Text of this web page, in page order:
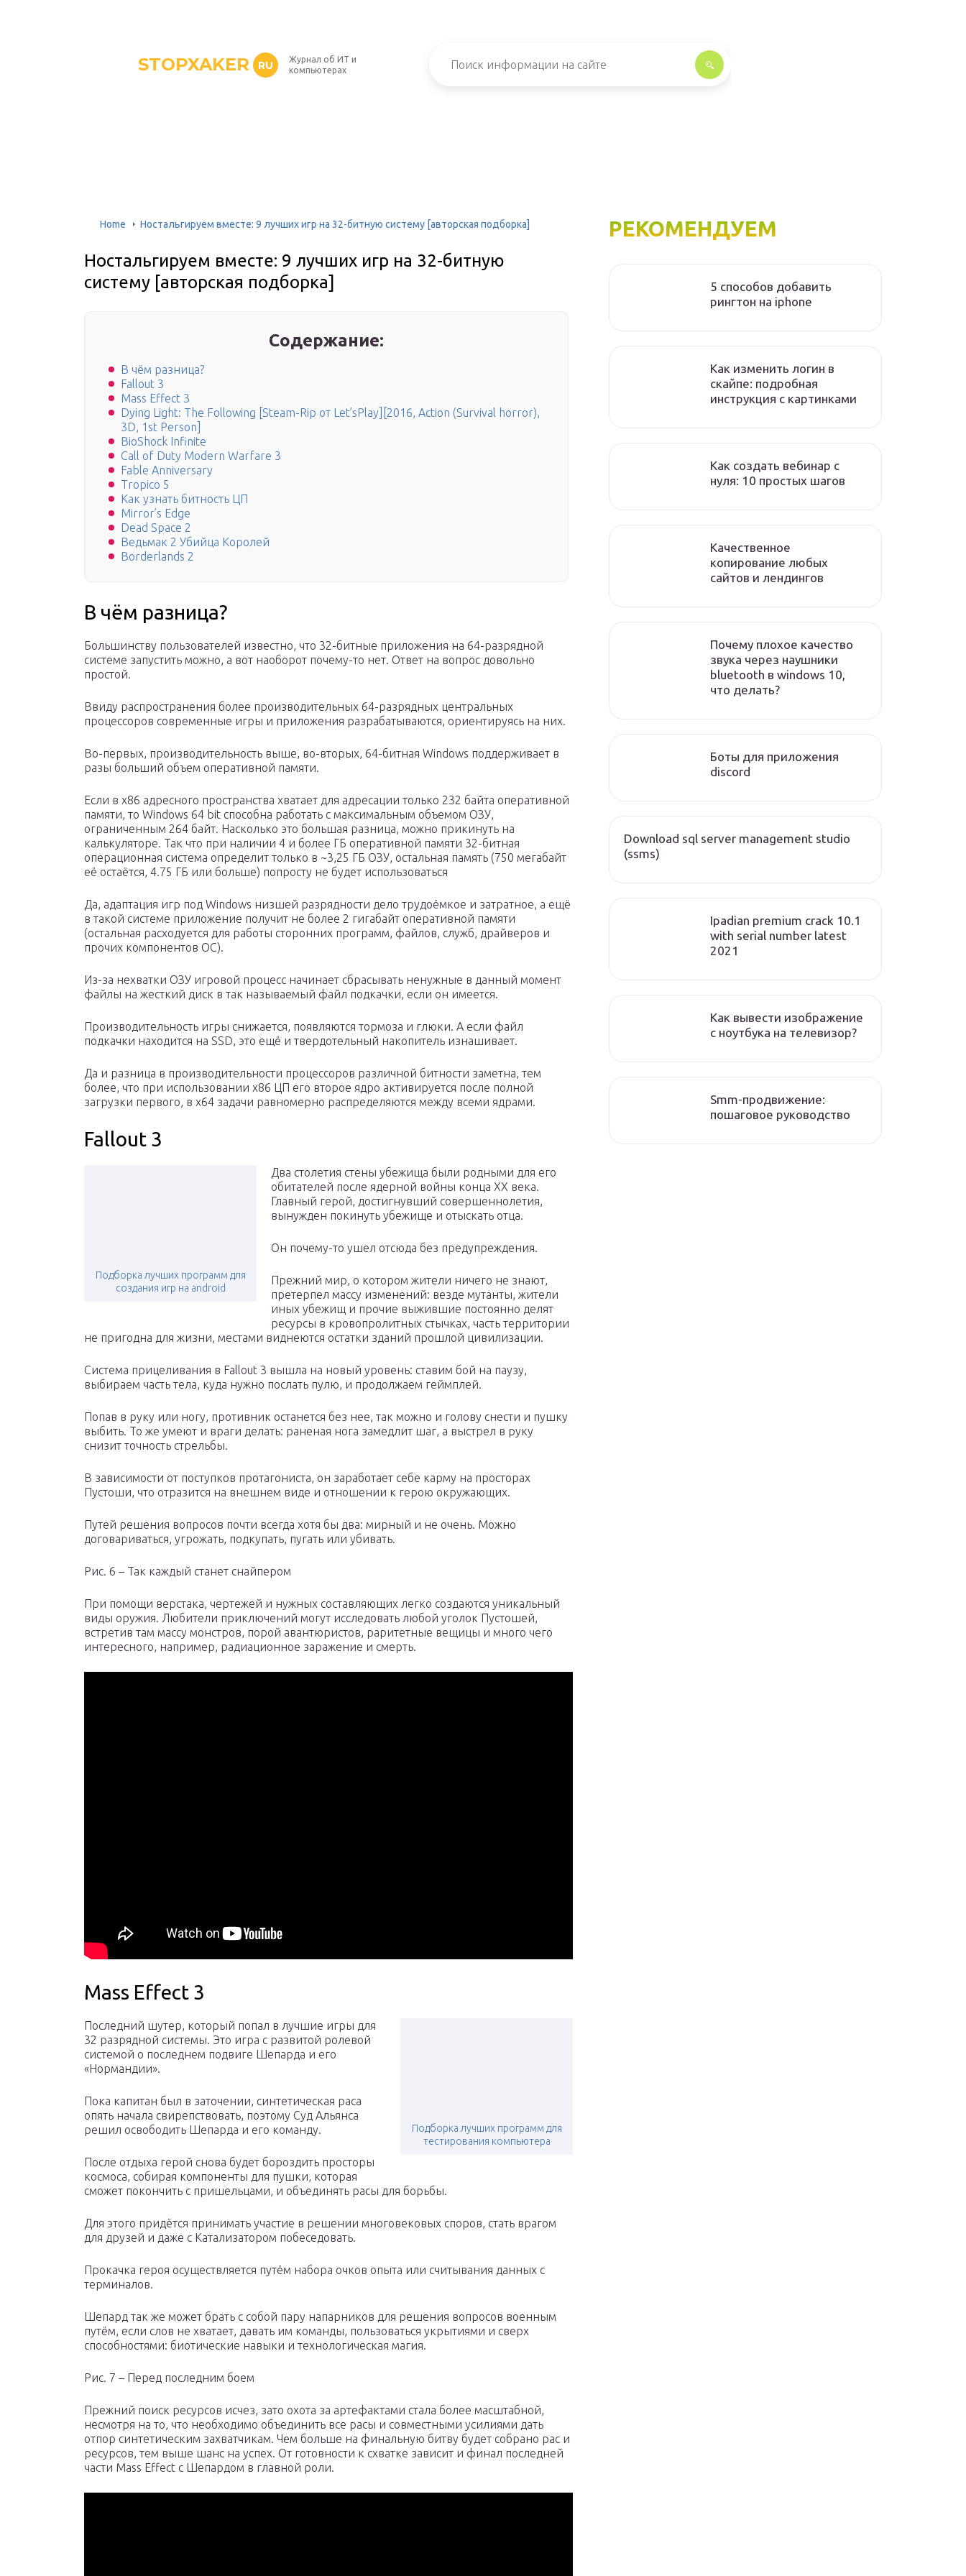
STOPXAKER RU
Журнал об ИТ и
компьютерах
Home Ностальгируем вместе: 9 лучших игр на 32-битную систему [авторская подборка]
Ностальгируем вместе: 9 лучших игр на 32-битную
систему [авторская подборка]
Содержание:
В чём разница?
Fallout 3
Mass Effect 3
Dying Light: The Following [Steam-Rip от Let’sРlay][2016, Action (Survival horror),
3D, 1st Person]
BioShock Infinite
Call of Duty Modern Warfare 3
Fable Anniversary
Tropico 5
Как узнать битность ЦП
Mirror’s Edge
Dead Space 2
Ведьмак 2 Убийца Королей
Borderlands 2
В чём разница?
Большинству пользователей известно, что 32-битные приложения на 64-разрядной
системе запустить можно, а вот наоборот почему-то нет. Ответ на вопрос довольно
простой.
Ввиду распространения более производительных 64-разрядных центральных
процессоров современные игры и приложения разрабатываются, ориентируясь на них.
Во-первых, производительность выше, во-вторых, 64-битная Windows поддерживает в
разы больший объем оперативной памяти.
Если в x86 адресного пространства хватает для адресации только 232 байта оперативной
памяти, то Windows 64 bit способна работать с максимальным объемом ОЗУ,
ограниченным 264 байт. Насколько это большая разница, можно прикинуть на
калькуляторе. Так что при наличии 4 и более ГБ оперативной памяти 32-битная
операционная система определит только в ~3,25 ГБ ОЗУ, остальная память (750 мегабайт
её остаётся, 4.75 ГБ или больше) попросту не будет использоваться
Да, адаптация игр под Windows низшей разрядности дело трудоёмкое и затратное, а ещё
в такой системе приложение получит не более 2 гигабайт оперативной памяти
(остальная расходуется для работы сторонних программ, файлов, служб, драйверов и
прочих компонентов ОС).
Из-за нехватки ОЗУ игровой процесс начинает сбрасывать ненужные в данный момент
файлы на жесткий диск в так называемый файл подкачки, если он имеется.
Производительность игры снижается, появляются тормоза и глюки. А если файл
подкачки находится на SSD, это ещё и твердотельный накопитель изнашивает.
Да и разница в производительности процессоров различной битности заметна, тем
более, что при использовании x86 ЦП его второе ядро активируется после полной
загрузки первого, в x64 задачи равномерно распределяются между всеми ядрами.
Fallout 3
Подборка лучших программ для
создания игр на android
Два столетия стены убежища были родными для его
обитателей после ядерной войны конца XX века.
Главный герой, достигнувший совершеннолетия,
вынужден покинуть убежище и отыскать отца.
Он почему-то ушел отсюда без предупреждения.
Прежний мир, о котором жители ничего не знают,
претерпел массу изменений: везде мутанты, жители
иных убежищ и прочие выжившие постоянно делят
ресурсы в кровопролитных стычках, часть территории
не пригодна для жизни, местами виднеются остатки зданий прошлой цивилизации.
Система прицеливания в Fallout 3 вышла на новый уровень: ставим бой на паузу,
выбираем часть тела, куда нужно послать пулю, и продолжаем геймплей.
Попав в руку или ногу, противник останется без нее, так можно и голову снести и пушку
выбить. То же умеют и враги делать: раненая нога замедлит шаг, а выстрел в руку
снизит точность стрельбы.
В зависимости от поступков протагониста, он заработает себе карму на просторах
Пустоши, что отразится на внешнем виде и отношении к герою окружающих.
Путей решения вопросов почти всегда хотя бы два: мирный и не очень. Можно
договариваться, угрожать, подкупать, пугать или убивать.
Рис. 6 – Так каждый станет снайпером
При помощи верстака, чертежей и нужных составляющих легко создаются уникальный
виды оружия. Любители приключений могут исследовать любой уголок Пустошей,
встретив там массу монстров, порой авантюристов, раритетные вещицы и много чего
интересного, например, радиационное заражение и смерть.
Mass Effect 3
Подборка лучших программ для
тестирования компьютера
Последний шутер, который попал в лучшие игры для
32 разрядной системы. Это игра с развитой ролевой
системой о последнем подвиге Шепарда и его
«Нормандии».
Пока капитан был в заточении, синтетическая раса
опять начала свирепствовать, поэтому Суд Альянса
решил освободить Шепарда и его команду.
После отдыха герой снова будет бороздить просторы
космоса, собирая компоненты для пушки, которая
сможет покончить с пришельцами, и объединять расы для борьбы.
Для этого придётся принимать участие в решении многовековых споров, стать врагом
для друзей и даже с Катализатором побеседовать.
Прокачка героя осуществляется путём набора очков опыта или считывания данных с
терминалов.
Шепард так же может брать с собой пару напарников для решения вопросов военным
путём, если слов не хватает, давать им команды, пользоваться укрытиями и сверх
способностями: биотические навыки и технологическая магия.
Рис. 7 – Перед последним боем
Прежний поиск ресурсов исчез, зато охота за артефактами стала более масштабной,
несмотря на то, что необходимо объединить все расы и совместными усилиями дать
отпор синтетическим захватчикам. Чем больше на финальную битву будет собрано рас и
ресурсов, тем выше шанс на успех. От готовности к схватке зависит и финал последней
части Mass Effect с Шепардом в главной роли.
РЕКОМЕНДУЕМ
5 способов добавить
рингтон на iphone
Как изменить логин в
скайпе: подробная
инструкция с картинками
Как создать вебинар с
нуля: 10 простых шагов
Качественное
копирование любых
сайтов и лендингов
Почему плохое качество
звука через наушники
bluetooth в windows 10,
что делать?
Боты для приложения
discord
Download sql server management studio
(ssms)
Ipadian premium crack 10.1
with serial number latest
2021
Как вывести изображение
с ноутбука на телевизор?
Smm-продвижение:
пошаговое руководство